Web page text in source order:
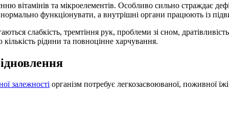
вітамінів та мікроелементів. Особливо сильно страждає
нормально функціонувати, а внутрішні органи працюють із
слабкість, тремтіння рук, проблеми зі сном,
рідини та повноцінне харчування.
залежності організм потребує легкозасвоюваної, поживної